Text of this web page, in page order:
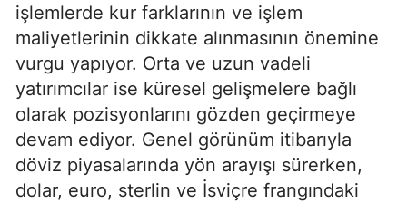
işlemlerde kur farklarının ve işlem
maliyetlerinin dikkate alınmasının önemine
vurgu yapıyor. Orta ve uzun vadeli
yatırımcılar ise küresel gelişmelere bağlı
olarak pozisyonlarını gözden geçirmeye
devam ediyor. Genel görünüm itibarıyla
döviz piyasalarında yön arayışı sürerken,
dolar, euro, sterlin ve İsviçre frangındaki